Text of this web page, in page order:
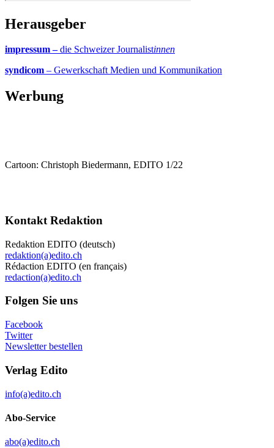
Herausgeber
impressum –die Schweizer Journalistinnen
syndicom – Gewerkschaft Medien und Kommunikation
Werbung
Cartoon: Christoph Biedermann, EDITO 1/22
Kontakt Redaktion
Redaktion EDITO (deutsch)
redaktion(a)edito.ch
Rédaction EDITO (en français)
redaction(a)edito.ch
Folgen Sie uns
Facebook
Twitter
Newsletter bestellen
Verlag Edito
info(a)edito.ch
Abo-Service
abo(a)edito.ch